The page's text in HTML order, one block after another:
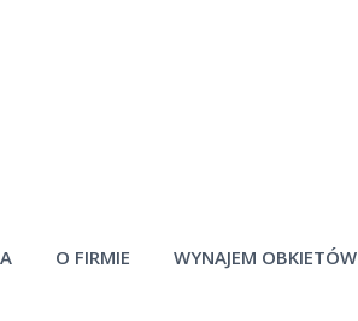
O FIRMIE WYNAJEM OBKIETÓW